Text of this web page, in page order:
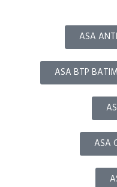
ASA
ASA BTP
ASA